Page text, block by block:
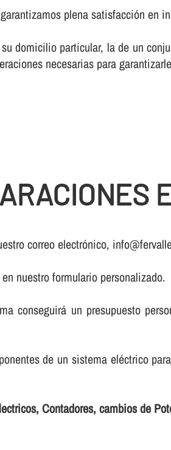
plena satisfacción en
domicilio particular, la de un
necesarias para
correo electrónico,
nuestro formulario personalizado.
conseguirá un presupuesto
de un sistema eléctrico
Contadores, cambios de